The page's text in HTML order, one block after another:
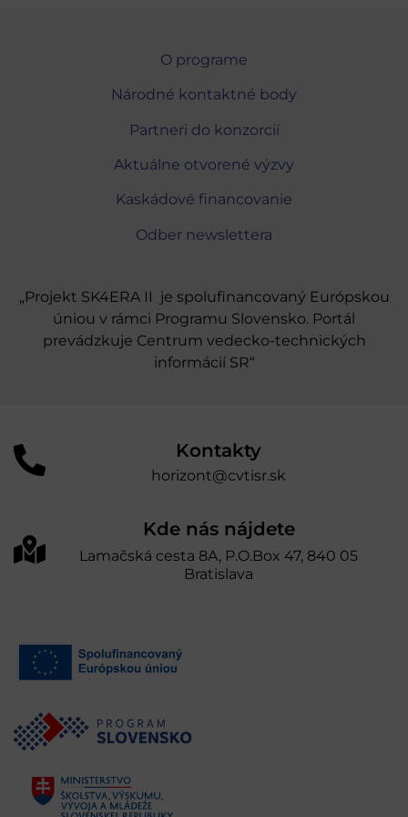
O programe
Národné kontaktné body
Partneri do konzorcií
Aktuálne otvorené výzvy
Kaskádové financovanie
Odber newslettera
„Projekt SK4ERA II je spolufinancovaný Európskou
úniou v rámci Programu Slovensko. Portál
prevádzkuje Centrum vedecko-technických
informácií SR“
Kontakty
horizont@cvtisr.sk
Kde nás nájdete
Lamačská cesta 8A, P.O.Box 47, 840 05
Bratislava